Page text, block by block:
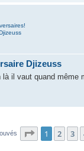
Djizeuss
là il vaut quand même
Page 1sur
1 2 3